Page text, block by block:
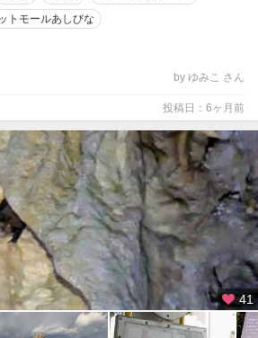
トモールあしびな
by ゆみこ さん
投稿日：6ヶ月前
41